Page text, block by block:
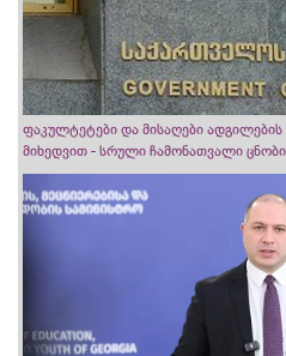
ფაკულტეტები და მისაღები
მიხედვით - სრული ჩამონათვალი